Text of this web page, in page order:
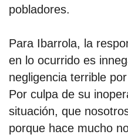
pobladores.
Para Ibarrola, la
en lo ocurrido es
negligencia terrible
Por culpa de su
situación, que
porque hace mucho